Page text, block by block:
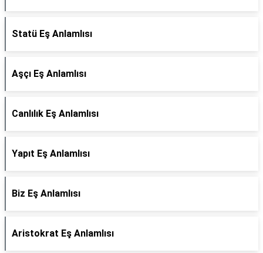
Statü Eş Anlamlısı
Aşçı Eş Anlamlısı
Canlılık Eş Anlamlısı
Yapıt Eş Anlamlısı
Biz Eş Anlamlısı
Aristokrat Eş Anlamlısı